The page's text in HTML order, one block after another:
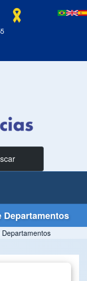
Departamentos